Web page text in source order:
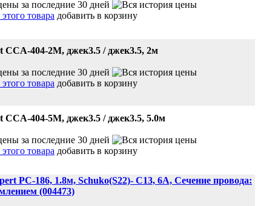
добавить в корзину
CCA-404-2M, джек3.5 / джек3.5, 2м
добавить в корзину
CCA-404-5M, джек3.5 / джек3.5, 5.0м
добавить в корзину
PC-186, 1.8м, Schuko(S22)- C13, 6А, Сечение провода:
(004473)